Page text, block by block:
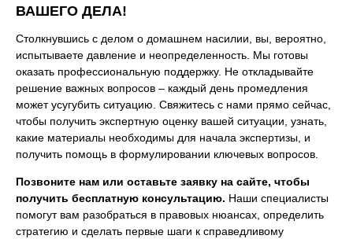
ВАШЕГО ДЕЛА!
Столкнувшись с делом о домашнем насилии, вы, вероятно,
испытываете давление и неопределенность. Мы готовы
оказать профессиональную поддержку. Не откладывайте
решение важных вопросов – каждый день промедления
может усугубить ситуацию. Свяжитесь с нами прямо сейчас,
чтобы получить экспертную оценку вашей ситуации, узнать,
какие материалы необходимы для начала экспертизы, и
получить помощь в формулировании ключевых вопросов.
Позвоните нам или оставьте заявку на сайте, чтобы
получить бесплатную консультацию. Наши специалисты
помогут вам разобраться в правовых нюансах, определить
стратегию и сделать первые шаги к справедливому